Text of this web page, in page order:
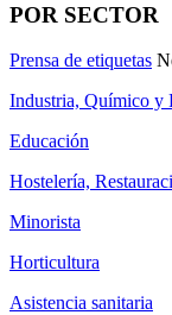
POR SECTOR
Prensa de etiquetas
Industria, Químico y
Educación
Hostelería,
Minorista
Horticultura
Asistencia sanitaria